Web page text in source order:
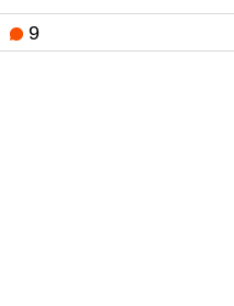
9